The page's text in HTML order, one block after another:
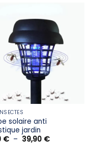
solaire anti
jardin
€ – 39,90 €Plage